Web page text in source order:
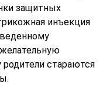
защитных
инъекция
стараются